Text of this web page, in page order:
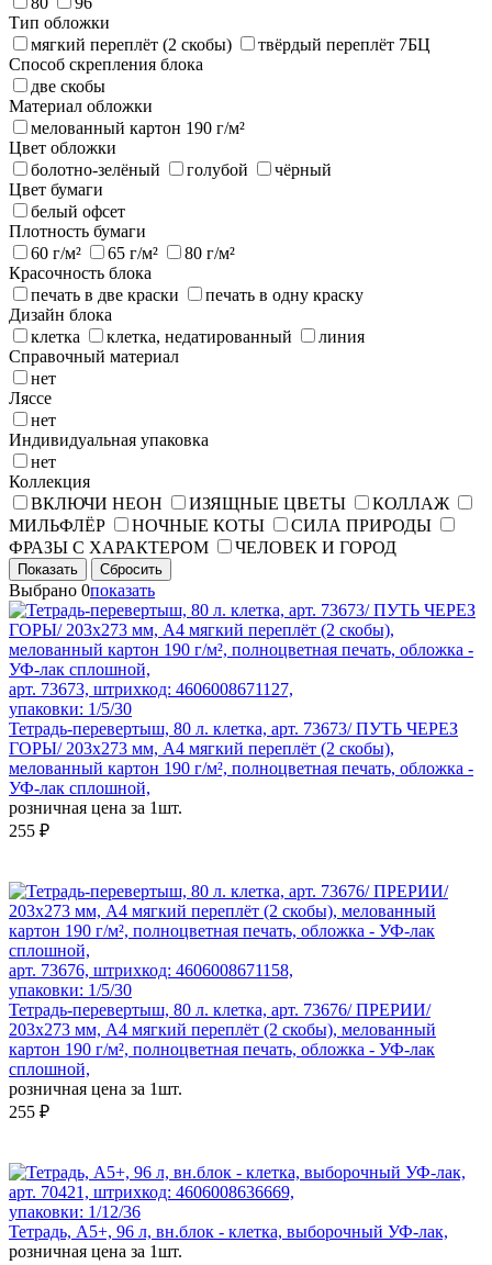
Тип обложки
мягкий переплёт (2 скобы)
твёрдый переплёт 7БЦ
Способ скрепления блока
две скобы
Материал обложки
мелованный картон 190 г/м²
Цвет обложки
болотно-зелёный
голубой
чёрный
Цвет бумаги
белый офсет
Плотность бумаги
60 г/м²
65 г/м²
80 г/м²
Красочность блока
печать в две краски
печать в одну краску
Дизайн блока
клетка
клетка, недатированный
линия
Справочный материал
нет
Ляссе
нет
Индивидуальная упаковка
нет
Коллекция
ВКЛЮЧИ НЕОН
ИЗЯЩНЫЕ ЦВЕТЫ
КОЛЛАЖ
МИЛЬФЛЁР
НОЧНЫЕ КОТЫ
СИЛА ПРИРОДЫ
ФРАЗЫ С ХАРАКТЕРОМ
ЧЕЛОВЕК И ГОРОД
Показать Сбросить
Выбрано 0показать
арт. 73673, штрихкод: 4606008671127,
упаковки: 1/5/30
Тетрадь-перевертыш, 80 л. клетка, арт. 73673/ ПУТЬ ЧЕРЕЗ
ГОРЫ/ 203х273 мм, А4 мягкий переплёт (2 скобы),
мелованный картон 190 г/м², полноцветная печать, обложка -
УФ-лак сплошной,
розничная цена за 1шт.
255 ₽
арт. 73676, штрихкод: 4606008671158,
упаковки: 1/5/30
Тетрадь-перевертыш, 80 л. клетка, арт. 73676/ ПРЕРИИ/
203х273 мм, А4 мягкий переплёт (2 скобы), мелованный
картон 190 г/м², полноцветная печать, обложка - УФ-лак
сплошной,
розничная цена за 1шт.
255 ₽
арт. 70421, штрихкод: 4606008636669,
упаковки: 1/12/36
Тетрадь, А5+, 96 л, вн.блок - клетка, выборочный УФ-лак,
розничная цена за 1шт.